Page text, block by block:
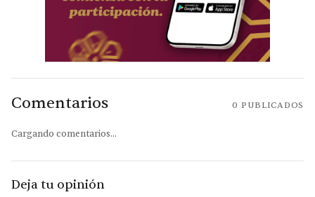
Comentarios 0 PUBLICADOS
Cargando comentarios...
Deja tu opinión